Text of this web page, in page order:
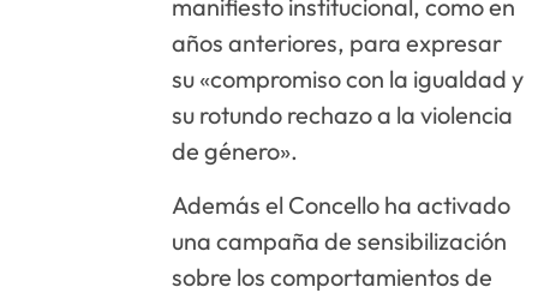
manifiesto institucional, como en
años anteriores, para expresar
su «compromiso con la igualdad y
su rotundo rechazo a la violencia
de género».
Además el Concello ha activado
una campaña de sensibilización
sobre los comportamientos de